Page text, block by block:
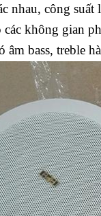
nhau, công
không gian
bass, treble